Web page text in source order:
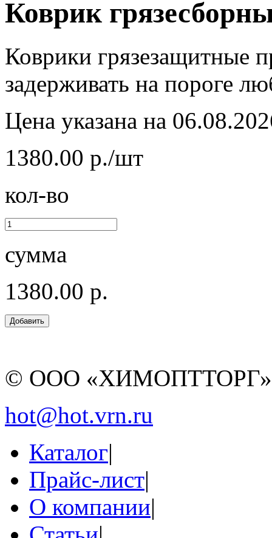
Коврик
Коврики грязезащитные
задерживать на пороге
Цена указана на
1380.00 р./шт
кол-во
сумма
1380.00 р.
© ООО
hot@hot.vrn.ru
Каталог|
Прайс-лист|
О компании|